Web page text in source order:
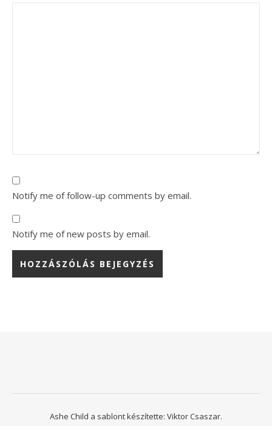
Notify me of follow-up comments by email.
Notify me of new posts by email.
Ashe Child a sablont készítette: Viktor Csaszar.